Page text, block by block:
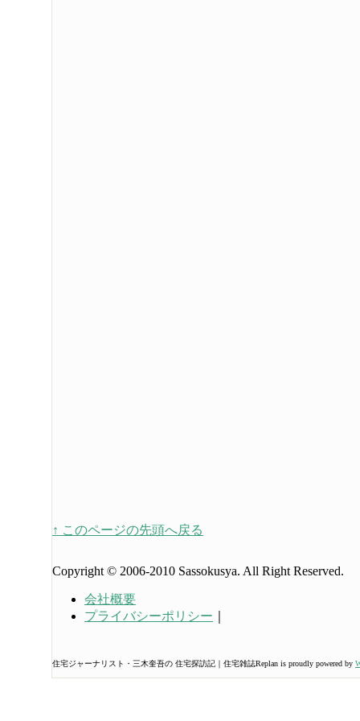
↑ このページの先頭へ戻る
Copyright © 2006-2010 Sassokusya. All Right Reserved.
会社概要
プライバシーポリシー
住宅ジャーナリスト・三木奎吾の 住宅探訪記｜住宅雑誌Replan is proudly powered by